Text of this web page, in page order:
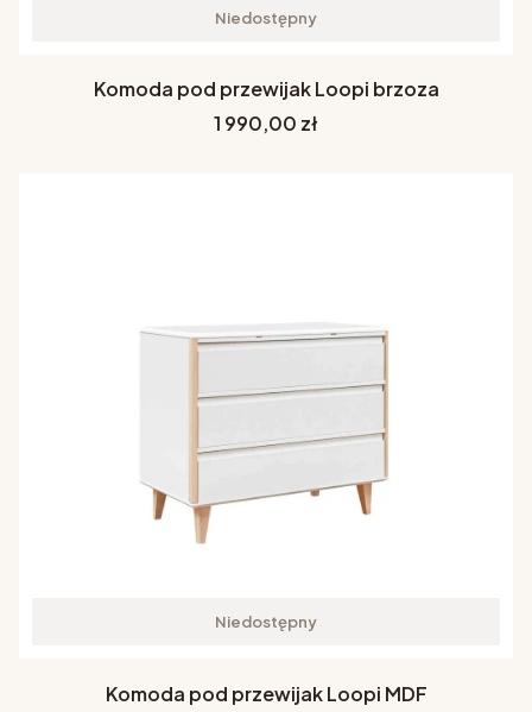
Niedostępny
Komoda pod przewijak Loopi brzoza
Cena
1 990,00 zł
Niedostępny
Komoda pod przewijak Loopi MDF